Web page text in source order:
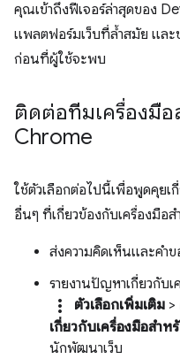
คุณเข้าถึงฟีเจอร์ล่าสุดของ
แพลตฟอร์มเว็บที่ล้ำสมัย แล
ก่อนที่ผู้ใช้จะพบ
ติดต่อทีมเครื่องมื
Chrome
ใช้ตัวเลือกต่อไปนี้เพื่อพูดคุยเ
อื่นๆ ที่เกี่ยวข้องกับเครื่องมือ
ส่งความคิดเห็นและคำข
รายงานปัญหาเกี่ยวกับ
more_vert ตัวเลือกเพิ่มเติม >
เกี่ยวกับเครื่องมือสํา
นักพัฒนาเว็บ